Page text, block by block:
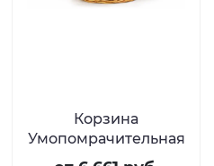
Корзина
Умопомрачительная